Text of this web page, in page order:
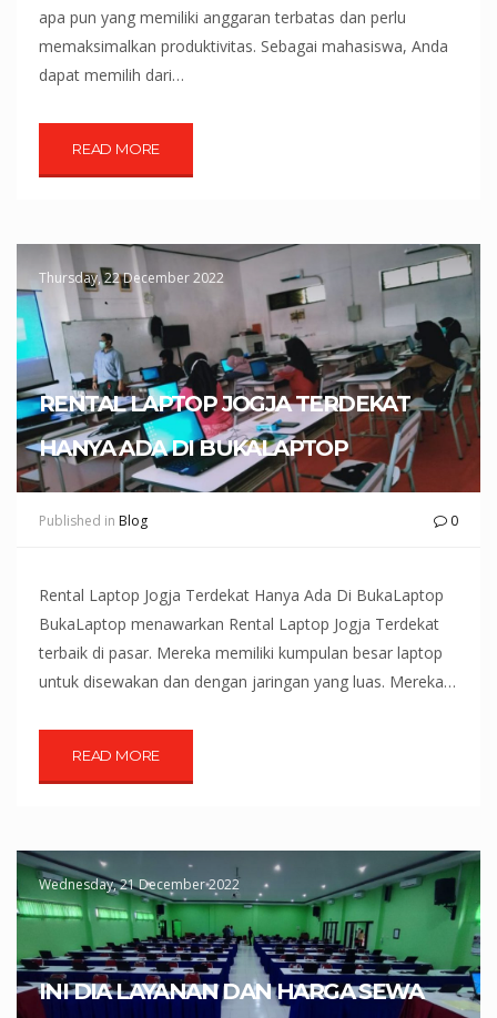
apa pun yang memiliki anggaran terbatas dan perlu
memaksimalkan produktivitas. Sebagai mahasiswa, Anda
dapat memilih dari…
READ MORE
RENTAL LAPTOP JOGJA TERDEKAT
HANYA ADA DI BUKALAPTOP
Thursday, 22 December 2022
Published in Blog 0
Rental Laptop Jogja Terdekat Hanya Ada Di BukaLaptop
BukaLaptop menawarkan Rental Laptop Jogja Terdekat
terbaik di pasar. Mereka memiliki kumpulan besar laptop
untuk disewakan dan dengan jaringan yang luas. Mereka…
READ MORE
INI DIA LAYANAN DAN HARGA SEWA
Wednesday, 21 December 2022